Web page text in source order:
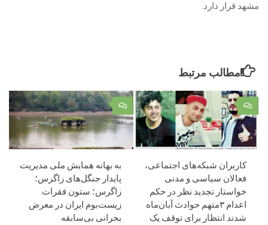
مشهد قرار دارد.
مطالب مرتبط
۰
به بهانه همایش ملی مدیریت
پایدار جنگل‌های زاگرس؛
زاگرس؛ ستون فقرات
زیست‌بوم ایران در معرض
بحرانی بی‌سابقه
۰
کاربران شبکه‌های اجتماعی،
فعالان سیاسی و مدنی
خواستار تجدید نظر در حکم
اعدام ۳متهم حوادث آبان‌ماه
شدند انتظار برای توقف یک